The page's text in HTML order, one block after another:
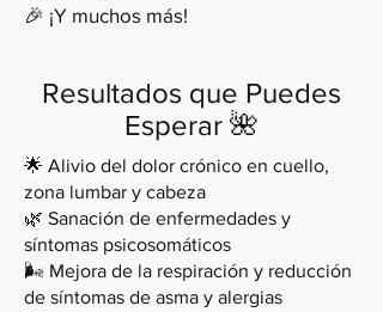
🎉 ¡Y muchos más!
Resultados que Puedes
Esperar 🌺
🌟 Alivio del dolor crónico en cuello,
zona lumbar y cabeza
🌿 Sanación de enfermedades y
síntomas psicosomáticos
🌬️ Mejora de la respiración y reducción
de síntomas de asma y alergias